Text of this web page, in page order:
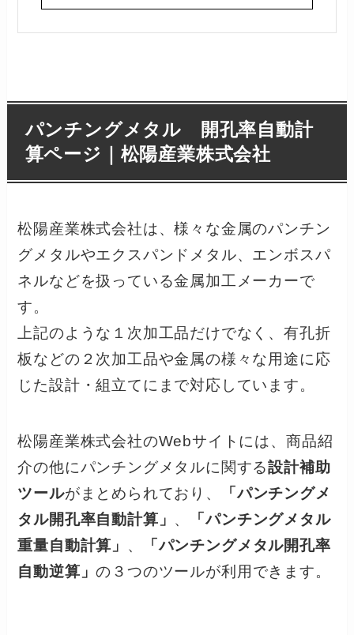
パンチングメタル 開孔率自動計
算ページ｜松陽産業株式会社
松陽産業株式会社は、様々な金属のパンチン
グメタルやエクスパンドメタル、エンボスパ
ネルなどを扱っている金属加工メーカーで
す。
上記のような１次加工品だけでなく、有孔折
板などの２次加工品や金属の様々な用途に応
じた設計・組立てにまで対応しています。
松陽産業株式会社のWebサイトには、商品紹
介の他にパンチングメタルに関する設計補助
ツールがまとめられており、
「パンチングメ
タル開孔率自動計算」 、
「パンチングメタル
重量自動計算」 、
「パンチングメタル開孔率
自動逆算」の３つのツールが利用できます。